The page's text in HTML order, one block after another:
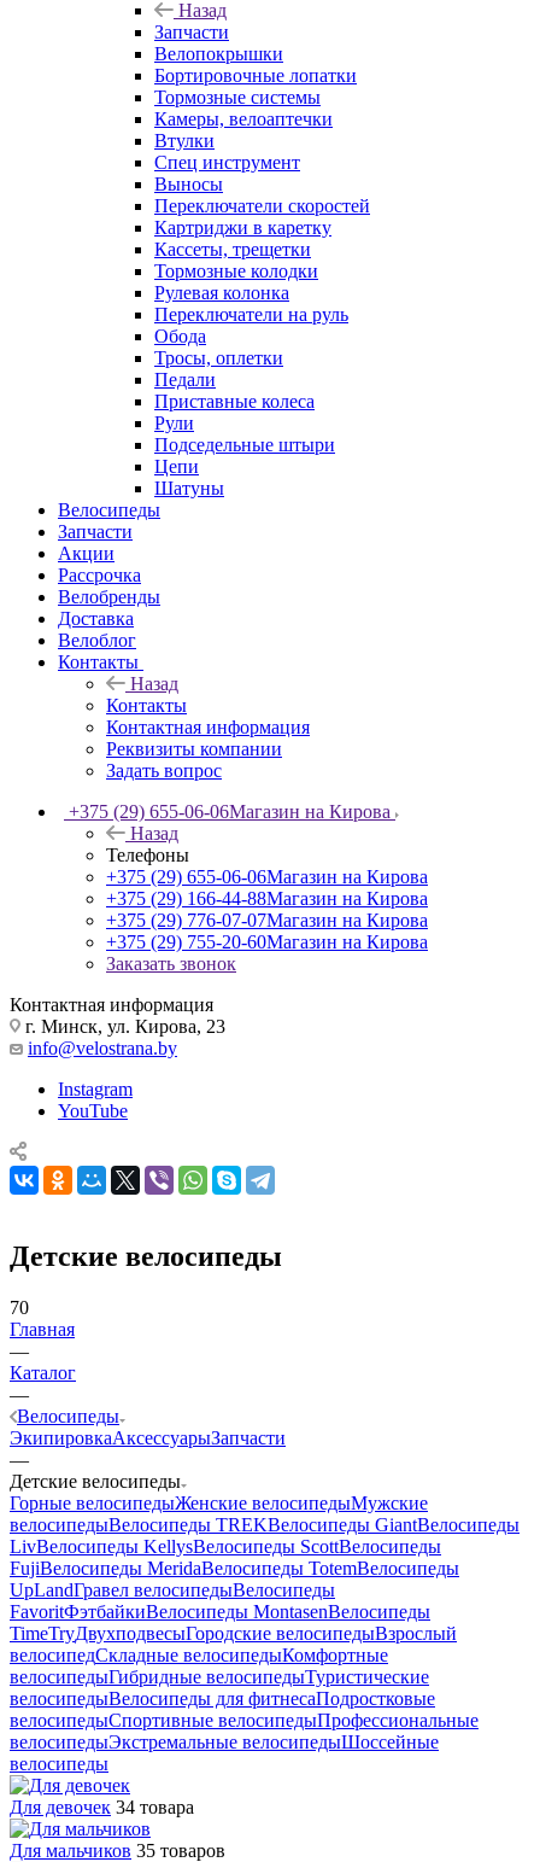
Назад
Запчасти
Велопокрышки
Бортировочные лопатки
Тормозные системы
Камеры, велоаптечки
Втулки
Спец инструмент
Выносы
Переключатели скоростей
Картриджи в каретку
Кассеты, трещетки
Тормозные колодки
Рулевая колонка
Переключатели на руль
Обода
Тросы, оплетки
Педали
Приставные колеса
Рули
Подседельные штыри
Цепи
Шатуны
Велосипеды
Запчасти
Акции
Рассрочка
Велобренды
Доставка
Велоблог
Контакты
Назад
Контакты
Контактная информация
Реквизиты компании
Задать вопрос
+375 (29) 655-06-06Магазин на Кирова
Назад
Телефоны
+375 (29) 655-06-06Магазин на Кирова
+375 (29) 166-44-88Магазин на Кирова
+375 (29) 776-07-07Магазин на Кирова
+375 (29) 755-20-60Магазин на Кирова
Заказать звонок
Контактная информация
г. Минск, ул. Кирова, 23
info@velostrana.by
Instagram
YouTube
Детские велосипеды
70
Главная
—
Каталог
—
Велосипеды
ЭкипировкаАксессуарыЗапчасти
—
Детские велосипеды
Горные велосипедыЖенские велосипедыМужские
велосипедыВелосипеды TREKВелосипеды GiantВелосипеды
LivВелосипеды KellysВелосипеды ScottВелосипеды
FujiВелосипеды MeridaВелосипеды TotemВелосипеды
UpLandГравел велосипедыВелосипеды
FavoritФэтбайкиВелосипеды MontasenВелосипеды
TimeTryДвухподвесыГородские велосипедыВзрослый
велосипедСкладные велосипедыКомфортные
велосипедыГибридные велосипедыТуристические
велосипедыВелосипеды для фитнесаПодростковые
велосипедыСпортивные велосипедыПрофессиональные
велосипедыЭкстремальные велосипедыШоссейные
велосипеды
Для девочек 34 товара
Для мальчиков 35 товаров